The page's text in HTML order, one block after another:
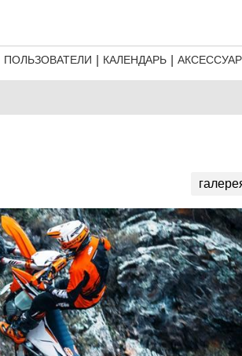
ПОЛЬЗОВАТЕЛИ КАЛЕНДАРЬ